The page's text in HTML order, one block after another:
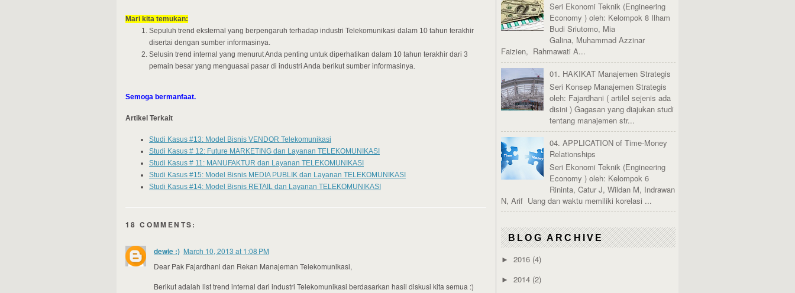
Mari kita temukan:
Sepuluh trend eksternal yang berpengaruh terhadap industri Telekomunikasi dalam 10 tahun terakhir
disertai dengan sumber informasinya.
Selusin trend internal yang menurut Anda penting untuk diperhatikan dalam 10 tahun terakhir dari 3
pemain besar yang menguasai pasar di industri Anda berikut sumber informasinya.
Semoga bermanfaat.
Artikel Terkait
Studi Kasus #13: Model Bisnis VENDOR Telekomunikasi
Studi Kasus # 12: Future MARKETING dan Layanan TELEKOMUNIKASI
Studi Kasus # 11: MANUFAKTUR dan Layanan TELEKOMUNIKASI
Studi Kasus #15: Model Bisnis MEDIA PUBLIK dan Layanan TELEKOMUNIKASI
Studi Kasus #14: Model Bisnis RETAIL dan Layanan TELEKOMUNIKASI
18 COMMENTS:
dewie :) March 10, 2013 at 1:08 PM
Dear Pak Fajardhani dan Rekan Manajeman Telekomunikasi,
Berikut adalah list trend internal dari industri Telekomunikasi berdasarkan hasil diskusi kita semua :)
Seri Ekonomi Teknik (Engineering
Economy ) oleh: Kelompok 8 Ilham
Budi Sriutomo, Mia
Galina, Muhammad Azzinar
Faizien, Rahmawati A...
01. HAKIKAT Manajemen Strategis
Seri Konsep Manajemen Strategis
oleh: Fajardhani ( artilel sejenis ada
disini ) Gagasan yang diajukan studi
tentang manajemen str...
04. APPLICATION of Time-Money
Relationships
Seri Ekonomi Teknik (Engineering
Economy ) oleh: Kelompok 6
Rininta, Catur J, Wildan M, Indrawan
N, Arif Uang dan waktu memiliki korelasi ...
BLOG ARCHIVE
► 2016 (4)
► 2014 (2)